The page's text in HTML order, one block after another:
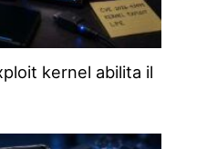
kernel abilita il